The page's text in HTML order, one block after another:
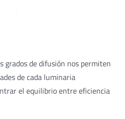
grados de difusión nos permiten
de cada luminaria
el equilibrio entre eficiencia